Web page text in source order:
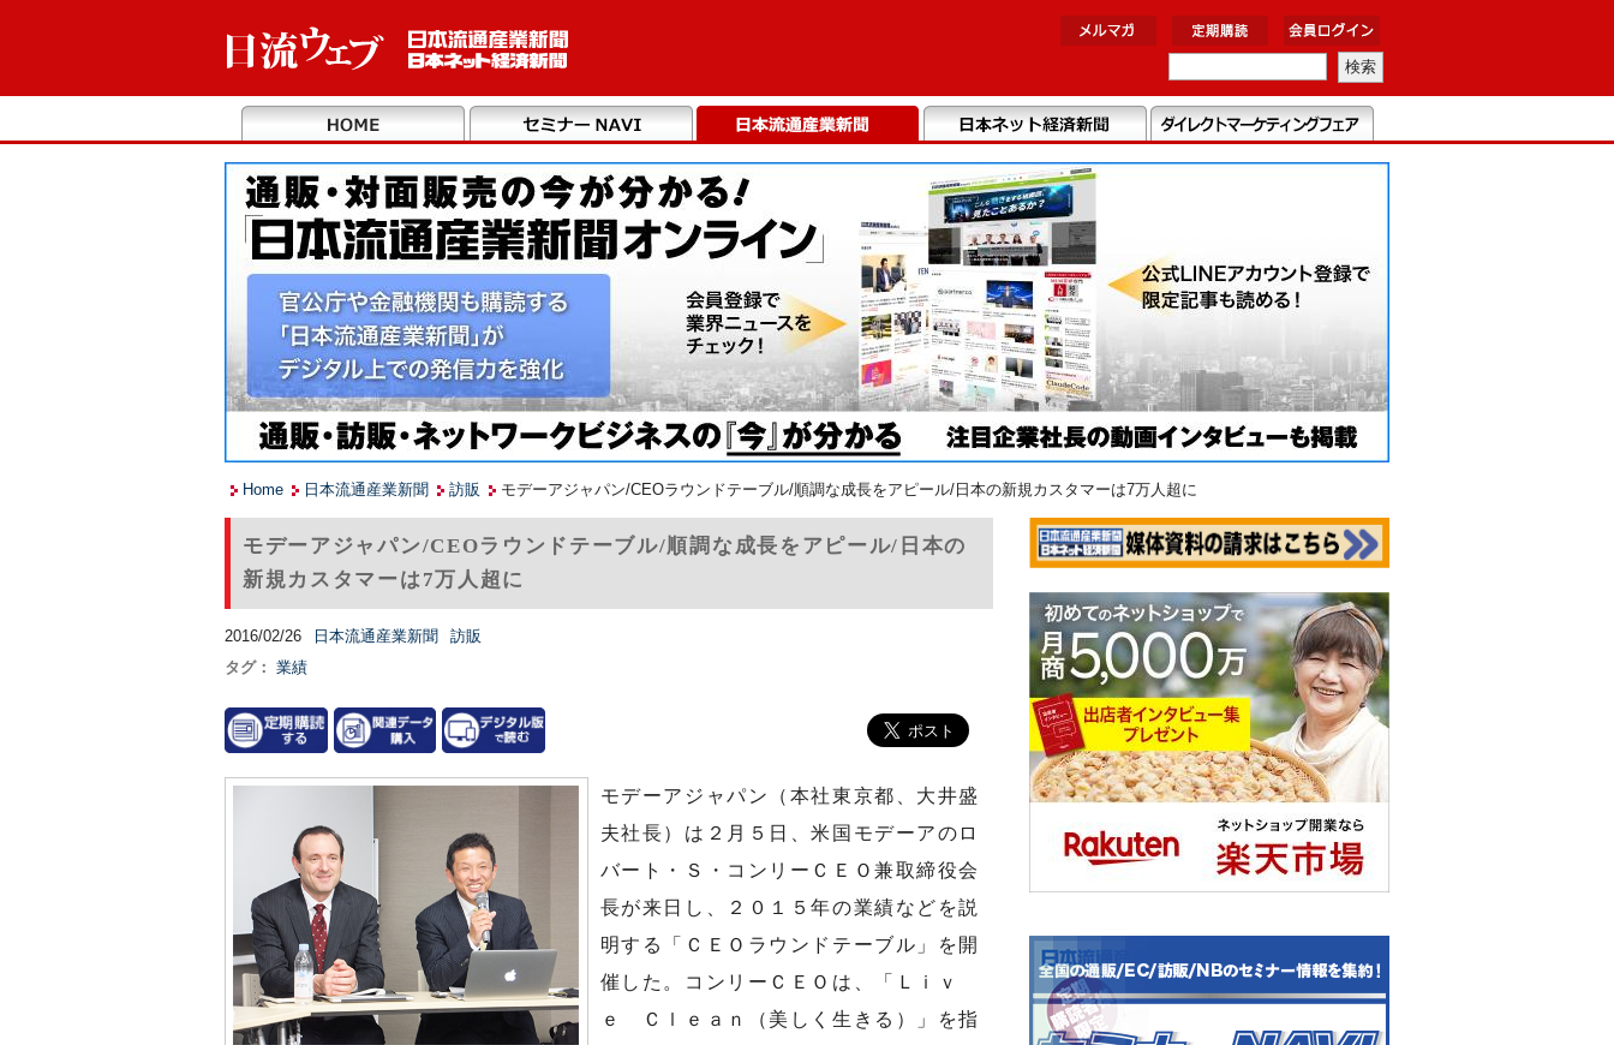
Home 日本流通産業新聞 訪販 モデーアジャパン/CEOラウンドテーブル/順調な成長をアピール/日本の新規カスタマーは7万人超に
モデーアジャパン/CEOラウンドテーブル/順調な成長をアピール/日本の
新規カスタマーは7万人超に
2016/02/26 日本流通産業新聞
訪販
タグ： 業績
モデーアジャパン（本社東京都、大井盛
夫社長）は２月５日、米国モデーアのロ
バート・Ｓ・コンリーＣＥＯ兼取締役会
長が来日し、２０１５年の業績などを説
明する「ＣＥＯラウンドテーブル」を開
催した。コンリーＣＥＯは、「Ｌｉｖ
ｅ Ｃｌｅａｎ（美しく生きる）」を指